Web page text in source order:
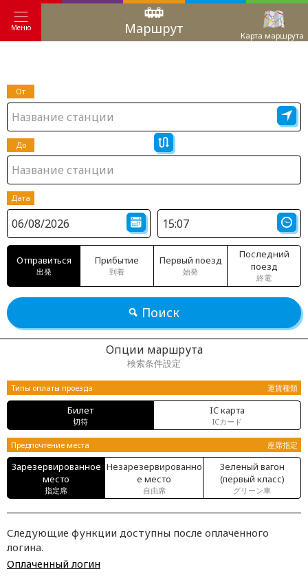
Меню Маршрут Карта маршрута
От
До
Дата
Отправиться
出発
Прибытие
到着
Первый поезд
始発
Последний
поезд
終電
Поиск
Опции маршрута
検索条件設定
Типы оплаты проезда 運賃種類
Билет
切符
IC карта
ICカード
Предпочтение места 座席指定
Зарезервированное
место
指定席
Незарезервированно
е место
自由席
Зеленый вагон
(первый класс)
グリーン車
Следующие функции доступны после оплаченного
логина.
Оплаченный логин